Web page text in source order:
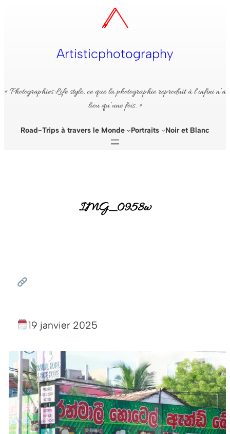
Artisticphotography
« Photographies Life style, ce que la photographie reproduit à l’infini n’a
lieu qu’une fois. »
Road-Trips à travers le Monde Portraits Noir et Blanc
IMG_0958w
19 janvier 2025